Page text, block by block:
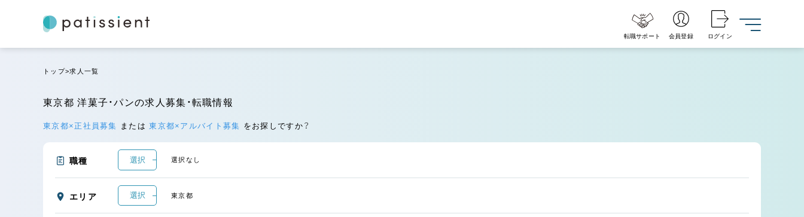
転職サポート 会員登録 ログイン
トップ 求人一覧
東京都 洋菓子・パンの求人募集・転職情報
東京都×正社員募集 または東京都×アルバイト募集 をお探しですか？
職種 選択 選択なし
エリア 選択 東京都